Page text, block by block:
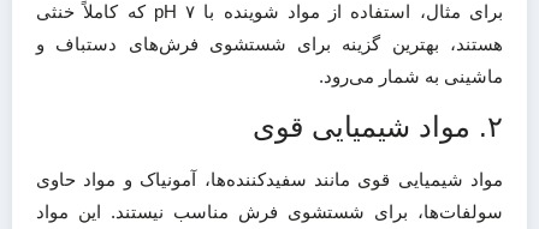
برای مثال، استفاده از مواد شوینده با pH ۷ که کاملاً خنثی
هستند، بهترین گزینه برای شستشوی فرش‌های دستباف و
ماشینی به شمار می‌رود​.
۲. مواد شیمیایی قوی
مواد شیمیایی قوی مانند سفیدکننده‌ها، آمونیاک و مواد حاوی
سولفات‌ها، برای شستشوی فرش مناسب نیستند. این مواد